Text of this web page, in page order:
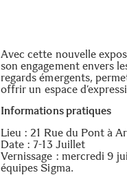
Avec cette nouvelle
son engagement envers
regards émergents,
offrir un espace
Informations pratiques
Lieu : 21 Rue du Pont à
Date : 7-13 Juillet
Vernissage : mercredi 9
équipes Sigma.